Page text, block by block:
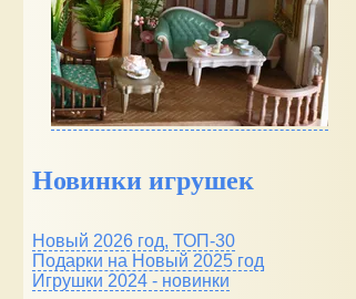
Новинки игрушек
Новый 2026 год, ТОП-30
Подарки на Новый 2025 год
Игрушки 2024 - новинки